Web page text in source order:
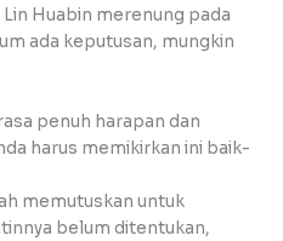
Huabin merenung pada
ada keputusan, mungkin
penuh harapan dan
harus memikirkan ini baik-
memutuskan untuk
belum ditentukan,